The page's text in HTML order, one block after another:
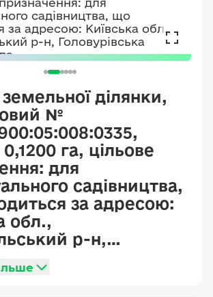
ділянки,
№
га, цільове
для
садівництва,
за адресою:
обл.,
р-н,